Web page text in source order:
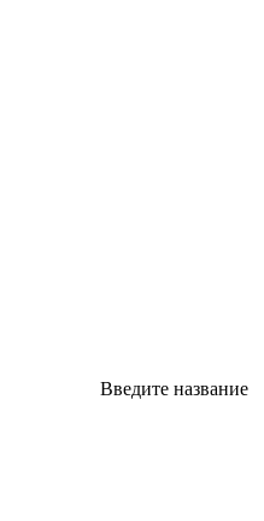
Введите название